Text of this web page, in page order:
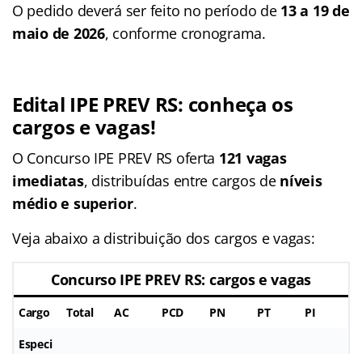
O pedido deverá ser feito no período de 13 a 19 de
maio de 2026, conforme cronograma.
Edital IPE PREV RS: conheça os
cargos e vagas!
O Concurso IPE PREV RS oferta 121 vagas
imediatas, distribuídas entre cargos de níveis
médio e superior.
Veja abaixo a distribuição dos cargos e vagas:
Concurso IPE PREV RS: cargos e vagas
Cargo Total AC PCD PN PT PI
Especi